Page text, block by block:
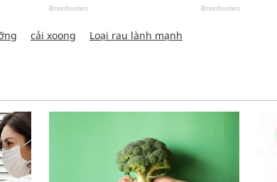
cải xoong Loại rau lành mạnh